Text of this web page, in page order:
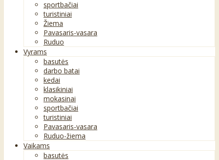
sportbačiai
turistiniai
Žiema
Pavasaris-vasara
Ruduo
Vyrams
basutės
darbo batai
kedai
klasikiniai
mokasinai
sportbačiai
turistiniai
Pavasaris-vasara
Ruduo-žiema
Vaikams
basutės